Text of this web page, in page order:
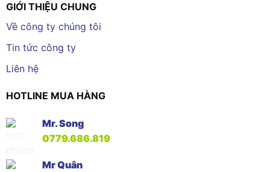
GIỚI THIỆU CHUNG
Về công ty chúng tôi
Tin tức công ty
Liên hệ
HOTLINE MUA HÀNG
Mr. Song
0779.686.819
Mr Quân